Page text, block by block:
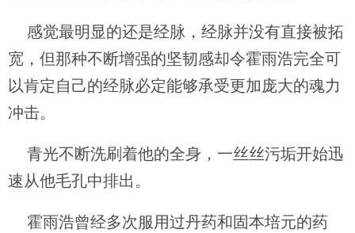
感觉最明显的还是经脉，经脉并没有直接被拓
宽，但那种不断增强的坚韧感却令霍雨浩完全可
以肯定自己的经脉必定能够承受更加庞大的魂力
冲击。
青光不断洗刷着他的全身，一丝丝污垢开始迅
速从他毛孔中排出。
霍雨浩曾经多次服用过丹药和固本培元的药